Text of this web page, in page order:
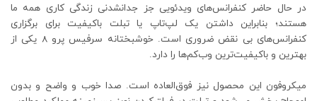
در حال حاضر کنفرانس‌های ویدئویی جز جدانشدنی زندگی کاری همه ما
هستند؛ بنابراین داشتن یک لپ‌تاپ یا تبلت باکیفیت برای برگزاری
کنفرانس‌های بی نقض ضروری است. خوشبختانه سرفیس پرو 8 یکی از
بهترین و باکیفیت‌ترین وب‌کم‌ها را دارد.
میکروفون این محصول نیز فوق‌العاده است. صدا خوب و واضح و بدون